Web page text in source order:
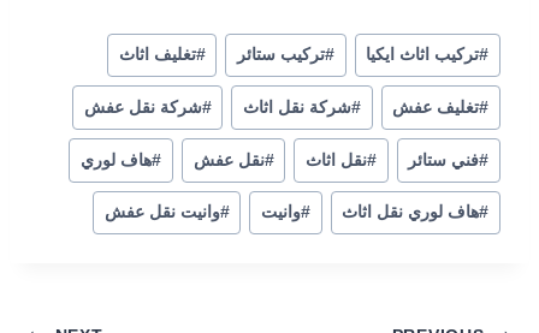
#تركيب اثاث ايكيا #تركيب ستائر #تغليف اثاث
#تغليف عفش #شركة نقل اثاث #شركة نقل عفش
#فني ستائر #نقل اثاث #نقل عفش #هاف لوري
#هاف لوري نقل اثاث #وانيت #وانيت نقل عفش